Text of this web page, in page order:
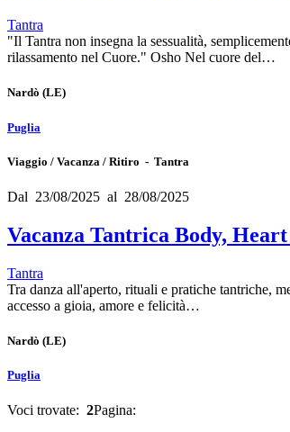
Tantra
"Il Tantra non insegna la sessualità,
rilassamento nel Cuore." Osho Nel cuore del…
Nardò (LE)
Puglia
Viaggio / Vacanza / Ritiro - Tantra
Dal 23/08/2025 al 28/08/2025
Vacanza Tantrica Body,
Tantra
Tra danza all'aperto, rituali e pratiche tantriche,
accesso a gioia, amore e felicità…
Nardò (LE)
Puglia
Voci trovate: 2Pagina: